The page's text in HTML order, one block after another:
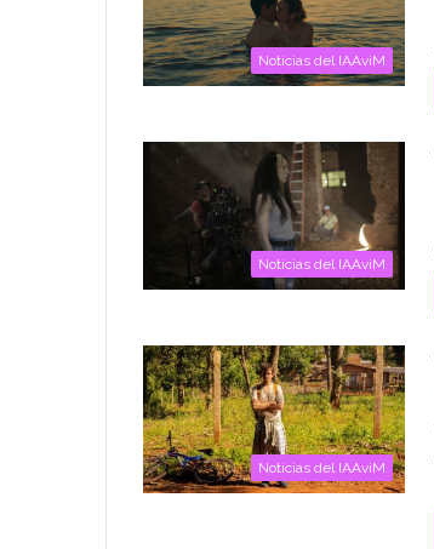
Noticias del IAAviM
Noticias del IAAviM
Noticias del IAAviM